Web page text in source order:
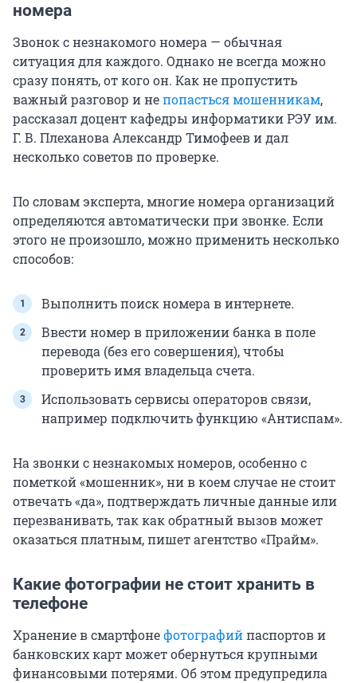
номера
Звонок с незнакомого номера — обычная
ситуация для каждого. Однако не всегда можно
сразу понять, от кого он. Как не пропустить
важный разговор и непопасться мошенникам,
рассказал доцент кафедры информатики РЭУ им.
Г. В. Плеханова Александр Тимофеев и дал
несколько советов по проверке.
По словам эксперта, многие номера организаций
определяются автоматически при звонке. Если
этого не произошло, можно применить несколько
способов:
Выполнить поиск номера в интернете.
Ввести номер в приложении банка в поле
перевода (без его совершения), чтобы
проверить имя владельца счета.
Использовать сервисы операторов связи,
например подключить функцию «Антиспам».
На звонки с незнакомых номеров, особенно с
пометкой «мошенник», ни в коем случае не стоит
отвечать «да», подтверждать личные данные или
перезванивать, так как обратный вызов может
оказаться платным, пишет агентство «Прайм».
Какие фотографии не стоит хранить в
телефоне
Хранение в смартфонефотографийпаспортов и
банковских карт может обернуться крупными
финансовыми потерями. Об этом предупредила